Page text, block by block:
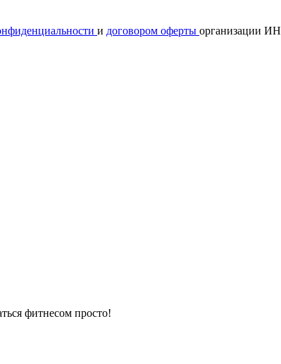
и договором оферты организации
фитнесом просто!